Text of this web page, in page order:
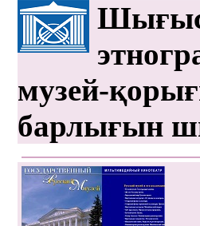
музей-
барлығын